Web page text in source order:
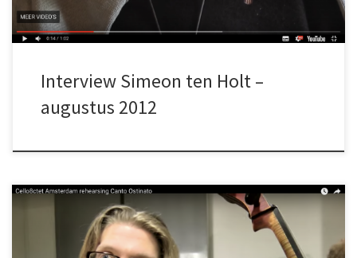
Interview Simeon ten Holt –
augustus 2012